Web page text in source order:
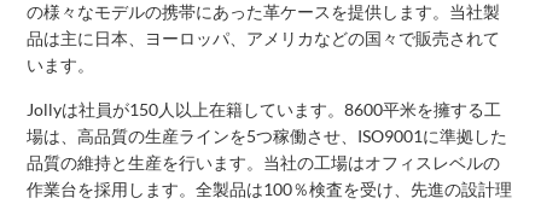
の様々なモデルの携帯にあった革ケースを提供します。当社製
品は主に日本、ヨーロッパ、アメリカなどの国々で販売されて
います。
Jollyは社員が150人以上在籍しています。8600平米を擁する工
場は、高品質の生産ラインを5つ稼働させ、ISO9001に準拠した
品質の維持と生産を行います。当社の工場はオフィスレベルの
作業台を採用します。全製品は100％検査を受け、先進の設計理